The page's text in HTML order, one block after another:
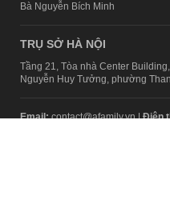
Bà Nguyễn Bích Minh
TRỤ SỞ HÀ NỘI
Tầng 21, Tòa nhà Center
Nguyễn Huy Tưởng, phường
Email:contact@afamily.vn |Điện